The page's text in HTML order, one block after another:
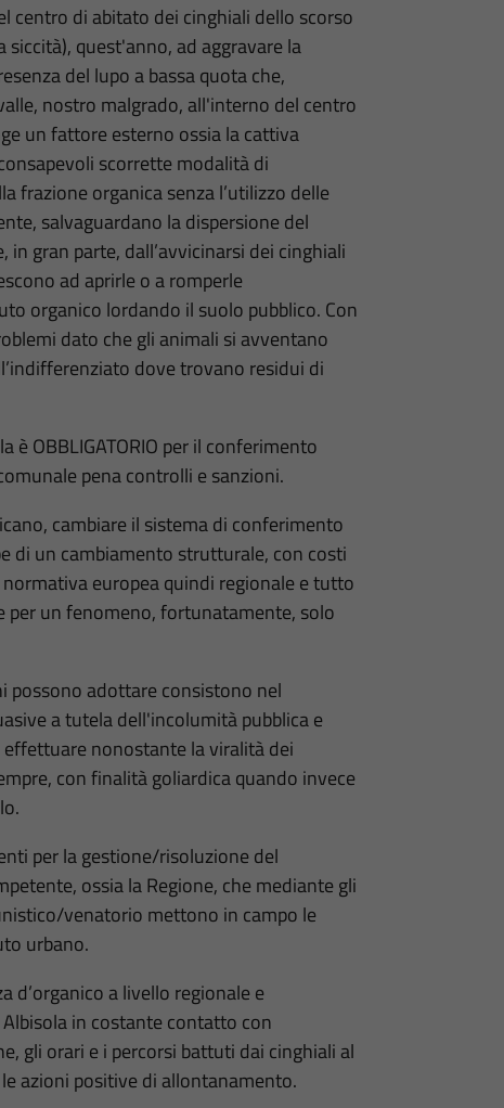
centro di abitato dei cinghiali dello scorso
quest'anno, ad aggravare la
del lupo a bassa quota che,
nostro malgrado, all'interno del centro
un fattore esterno ossia la cattiva
scorrette modalità di
frazione organica senza l’utilizzo delle
salvaguardano la dispersione del
gran parte, dall’avvicinarsi dei cinghiali
ad aprirle o a romperle
organico lordando il suolo pubblico. Con
dato che gli animali si avventano
dove trovano residui di
è OBBLIGATORIO per il conferimento
pena controlli e sanzioni.
cambiare il sistema di conferimento
di un cambiamento strutturale, con costi
europea quindi regionale e tutto
per un fenomeno, fortunatamente, solo
possono adottare consistono nel
a tutela dell'incolumità pubblica e
nonostante la viralità dei
con finalità goliardica quando invece
per la gestione/risoluzione del
ossia la Regione, che mediante gli
venatorio mettono in campo le
urbano.
d’organico a livello regionale e
in costante contatto con
gli orari e i percorsi battuti dai cinghiali al
azioni positive di allontanamento.